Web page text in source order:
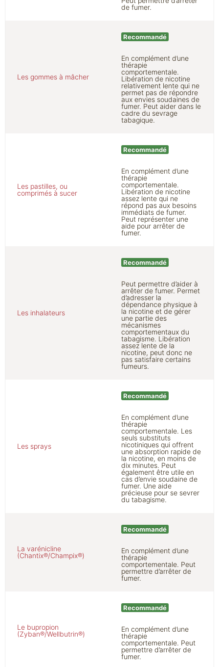
de fumer.
Les gommes à mâcher
Recommandé
En complément d’une
thérapie
comportementale.
Libération de nicotine
relativement lente qui ne
permet pas de répondre
aux envies soudaines de
fumer. Peut aider dans le
cadre du sevrage
tabagique.
Les pastilles, ou
comprimés à sucer
Recommandé
En complément d’une
thérapie
comportementale.
Libération de nicotine
assez lente qui ne
répond pas aux besoins
immédiats de fumer.
Peut représenter une
aide pour arrêter de
fumer.
Les inhalateurs
Recommandé
Peut permettre d’aider à
arrêter de fumer. Permet
d’adresser la
dépendance physique à
la nicotine et de gérer
une partie des
mécanismes
comportementaux du
tabagisme. Libération
assez lente de la
nicotine, peut donc ne
pas satisfaire certains
fumeurs.
Les sprays
Recommandé
En complément d’une
thérapie
comportementale. Les
seuls substituts
nicotiniques qui offrent
une absorption rapide de
la nicotine, en moins de
dix minutes. Peut
également être utile en
cas d’envie soudaine de
fumer. Une aide
précieuse pour se sevrer
du tabagisme.
La varénicline
(Chantix®/Champix®)
Recommandé
En complément d’une
thérapie
comportementale. Peut
permettre d’arrêter de
fumer.
Le bupropion
(Zyban®/Wellbutrin®)
Recommandé
En complément d’une
thérapie
comportementale. Peut
permettre d’arrêter de
fumer.